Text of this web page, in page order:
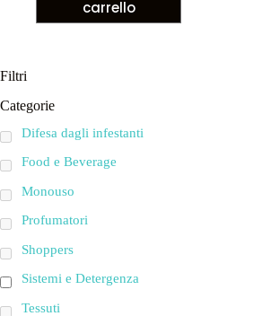
carrello
Filtri
Categorie
Difesa dagli infestanti
Food e Beverage
Monouso
Profumatori
Shoppers
Sistemi e Detergenza
Tessuti